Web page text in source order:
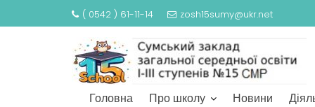
( 0542 ) 61-11-14 zosh15sumy@ukr.net
Головна Про школу Новини